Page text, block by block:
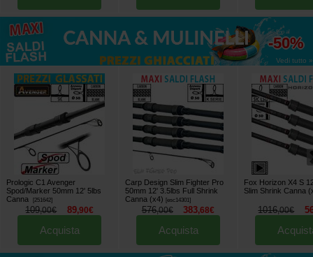
fino al
-50%
Vedi tutto »
Prologic C1 Avenger
Spod/Marker 50mm 12' 5lbs
Canna
[251642]
109,00€ 89,90€
Acquista
Carp Design Slim Fighter Pro
50mm 12' 3.5lbs Full Shrink
Canna (x4)
[esc14301]
576,00€ 383,68€
Acquista
Fox Horizon X4 S
Slim Shrink Canna
1016,00€